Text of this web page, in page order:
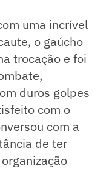
uma incrível
o gaúcho
trocação e foi
duros golpes
com o
com a
de ter